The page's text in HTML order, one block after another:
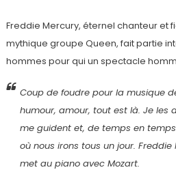
Freddie Mercury, éternel chanteur et
mythique groupe Queen, fait partie
hommes pour qui un spectacle
Coup de foudre pour la musique
humour, amour, tout est là. Je les
me guident et, de temps en
où nous irons tous un jour. Freddie
met au piano avec Mozart.